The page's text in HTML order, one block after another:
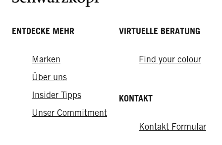
ENTDECKE MEHR
Marken
Über uns
Insider Tipps
Unser Commitment
VIRTUELLE BERATUNG
Find your colour
KONTAKT
Kontakt Formular